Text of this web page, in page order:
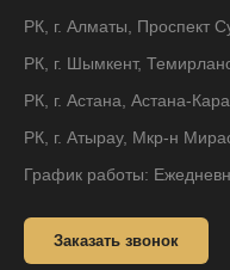
РК, г. Алматы, Проспект
РК, г. Шымкент,
РК, г. Астана, Астана-
РК, г. Атырау, Мкр-н
График работы:
Заказать звонок